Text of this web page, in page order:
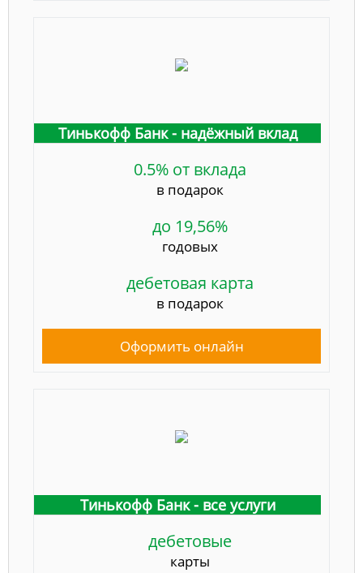
Тинькофф Банк - надёжный вклад
0.5% от вклада
в подарок
до 19,56%
годовых
дебетовая карта
в подарок
Оформить онлайн
Тинькофф Банк - все услуги
дебетовые
карты